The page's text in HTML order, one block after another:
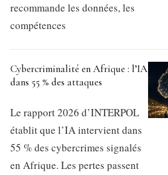
recommande les données, les
compétences
Cybercriminalité en Afrique : l’IA
dans 55 % des attaques
Le rapport 2026 d’INTERPOL
établit que l’IA intervient dans
55 % des cybercrimes signalés
en Afrique. Les pertes passent